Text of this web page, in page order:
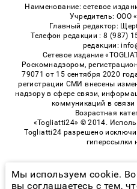
Наименование: сетевое
Учредитель: ООО
Главный редактор:
Телефон редакции : 8 (987)
редакции:
Сетевое издание
Роскомнадзором,
79071 от 15 сентября 2020
регистрации СМИ внесены
надзору в сфере связи,
коммуникаций в связи
Возрастная
«Togliatti24» © 2014.
Togliatti24 разрешено
гиперссылки
© 2026 «Togliatti24» |
Мы используем cookie.
вы соглашаетесь с тем,